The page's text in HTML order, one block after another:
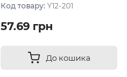
Код товару: Y12-201
57.69 грн
До кошика